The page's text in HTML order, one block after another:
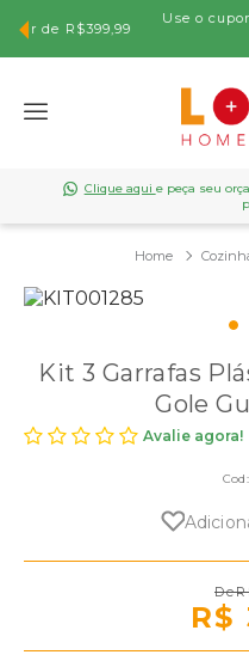
Use o cupom LOTS5 no
primeira
Clique aqui e peça seu
Kit 3 Garrafas
Gole
Avalie agora!
Cod:
R$